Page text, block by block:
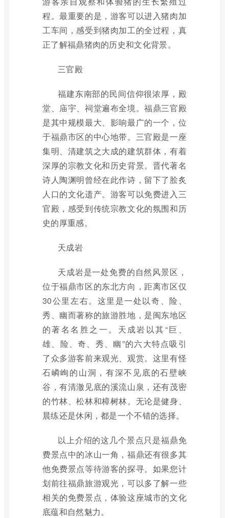
程。最重要的是，游客可以进入猪肉加
工车间，感受到猪肉加工的全过程，真
正了解福鼎猪肉的历史和文化背景。
三官殿
福建东南部的民间信仰很浓厚，殿
堂、庙宇、祠堂遍布全境。福鼎三官殿
是其中规模最大、影响最广的一个，位
于福鼎市区的中心地带。三官殿是一座
集明、清建筑之大成的建筑群体，有着
深厚的宗教文化和历史背景。晋代著名
诗人陶渊明曾经在此作诗，留下了脍炙
人口的文化遗产。游客可以免费进入三
官殿，感受到传统宗教文化的氛围和历
史的厚重感。
天成岩
天成岩是一处免费的自然风景区，
位于福鼎市区的东北方向，距离市区仅
30公里左右。这里是一处以奇、险、
秀、幽而著称的旅游胜地，是闽东地区
的著名名胜之一。天成岩以其“巨、
雄、险、奇、秀、幽”的六大特点吸引
了众多游客前来观光、观赏。这里有怪
石嶙峋的山洞，有深不见底的石壁峡
谷，有清澈见底的溪流山泉，还有茂密
的竹林、松林和樟树林。无论是健身、
晨练还是休闲，都是一个不错的选择。
以上介绍的这几个景点只是福鼎免
费景点中的冰山一角，福鼎还有很多其
他免费景点等待游客的探寻。如果您计
划前往福鼎旅游观光，可以多了解一些
相关的免费景点，体验这座城市的文化
底蕴和自然魅力。